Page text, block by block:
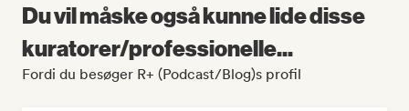
Du vil måske også kunne lide disse
kuratorer/professionelle...
Fordi du besøger R+ (Podcast/Blog)s profil